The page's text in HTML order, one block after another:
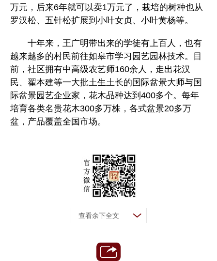
万元，后来6年就可以卖1万元了，栽培的树种也从
罗汉松、五针松扩展到小叶女贞、小叶黄杨等。
十年来，王广明带出来的学徒有上百人，也有
越来越多的村民前往如皋市学习园艺园林技术。目
前，社区拥有中高级农艺师160余人，走出花汉
民、翟本建等一大批土生土长的国际盆景大师与国
际盆景园艺企业家，花木品种达到400多个。每年
培育各类名贵花木300多万株，各式盆景20多万
盆，产品覆盖全国市场。
查看余下全文